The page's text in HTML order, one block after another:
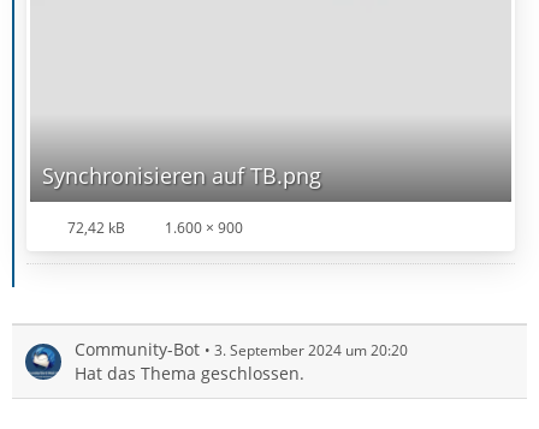
Synchronisieren auf TB.png
72,42 kB 1.600 × 900
Community-Bot 3. September 2024 um 20:20
Hat das Thema geschlossen.